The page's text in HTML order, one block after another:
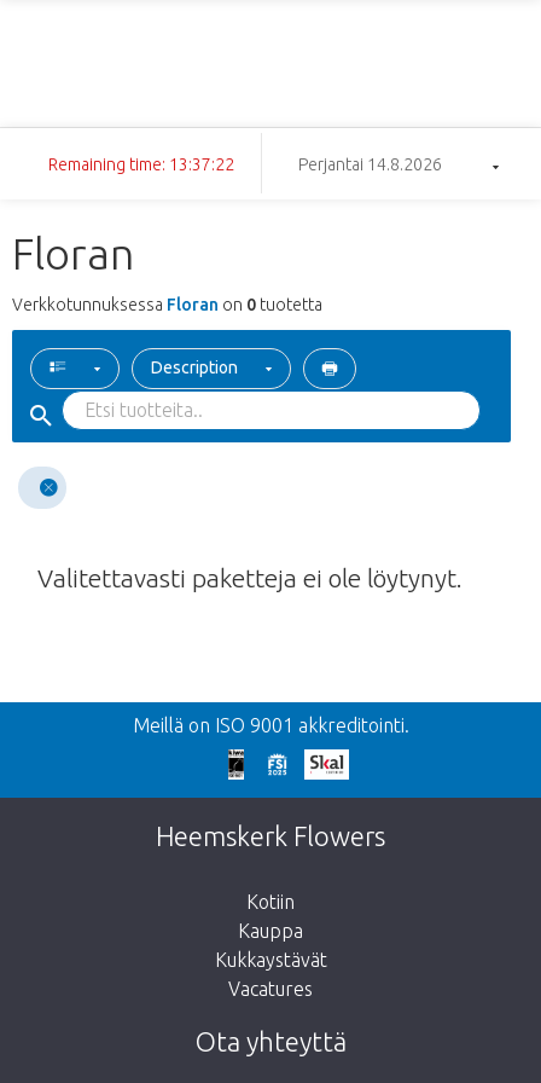
Remaining time: 13:37:22 Perjantai 14.8.2026
Floran
Verkkotunnuksessa Floran on 0 tuotetta
Description
Valitettavasti paketteja ei ole löytynyt.
Takaisin
Liian myöhäistä!
Valitettavasti tämä tuote on loppuunmyyty.
Vie minut takaisin kauppaan
Meillä on ISO 9001 akkreditointi.
Heemskerk Flowers
Kotiin
Kauppa
Kukkaystävät
Vacatures
Ota yhteyttä